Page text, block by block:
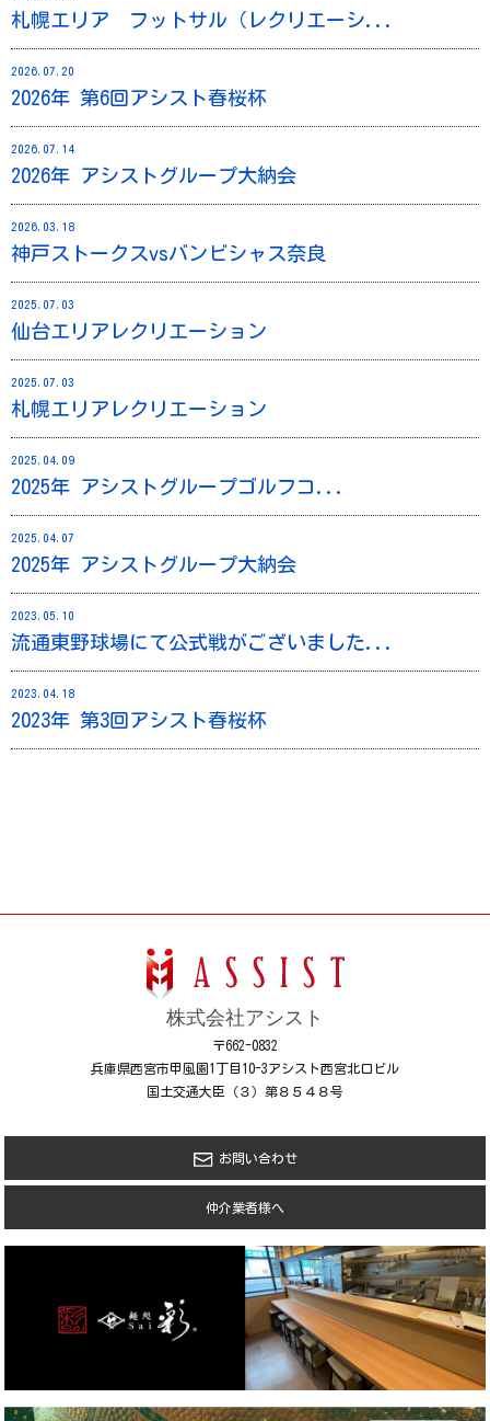
札幌エリア フットサル（レクリエーシ...
2026.07.20
2026年 第6回アシスト春桜杯
2026.07.14
2026年 アシストグループ大納会
2026.03.18
神戸ストークスvsバンビシャス奈良
2025.07.03
仙台エリアレクリエーション
2025.07.03
札幌エリアレクリエーション
2025.04.09
2025年 アシストグループゴルフコ...
2025.04.07
2025年 アシストグループ大納会
2023.05.10
流通東野球場にて公式戦がございました...
2023.04.18
2023年 第3回アシスト春桜杯
株式会社アシスト
〒662-0832
兵庫県西宮市甲風園1丁目10-3アシスト西宮北口ビル
国土交通大臣（３）第８５４８号
お問い合わせ
仲介業者様へ